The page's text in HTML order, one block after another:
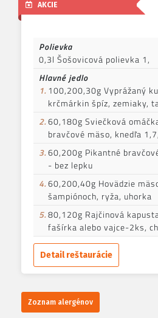
AKCIE
Polievka
0,3l Šošovicová polievka 1,
Hlavné jedlo
1. 100,200,30g Vyprážaný
krčmárkin špíz, zemiaky,
2.60,180g Sviečková
bravčové mäso, knedľa
3.60,200g Pikantné
- bez lepku
4.60,200,40g Hovädzie
šampiónoch, ryža, uhorka
5.80,120g Rajčinová
fašírka alebo vajce-2ks,
Detail reštaurácie
Zoznam alergénov